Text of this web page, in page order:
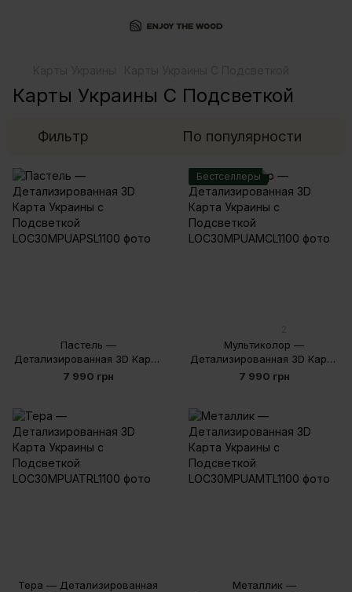
Карты Украины С Подсветкой
Фильтр По популярности
Пастель —
Детализированная 3D Карта
Украины с Подсветкой
7 990 грн
Бестселлеры
Мультиколор —
Детализированная 3D Карта
Украины с Подсветкой
7 990 грн
Тера — Детализированная
Металлик —